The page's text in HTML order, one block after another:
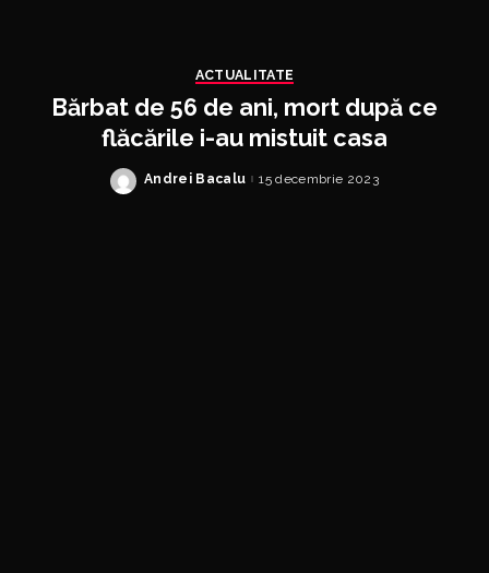
ACTUALITATE
Bărbat de 56 de ani, mort după ce
flăcările i-au mistuit casa
Posted
Andrei Bacalu 15 decembrie 2023